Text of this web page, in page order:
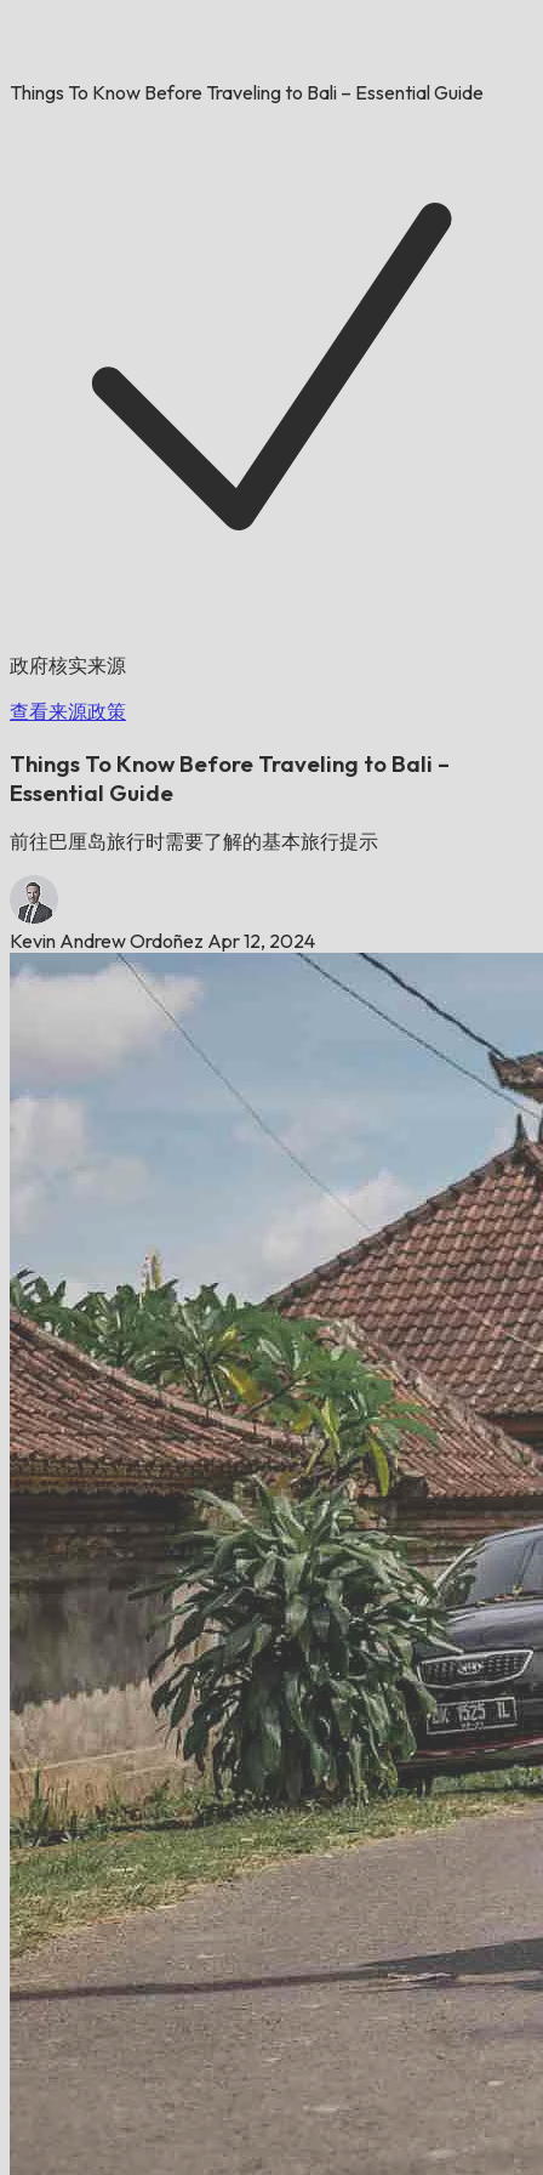
Things To Know Before Traveling to Bali – Essential Guide
政府核实来源
查看来源政策
Things To Know Before Traveling to Bali –
Essential Guide
前往巴厘岛旅行时需要了解的基本旅行提示
Kevin Andrew Ordoñez Apr 12, 2024